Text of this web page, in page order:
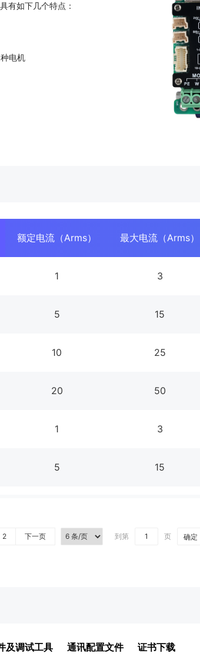
有如下几个特点：
电机
额定电流（Arms） 最大电流（Arms）
1 3
5 15
10 25
20 50
1 3
5 15
2 下一页 到第 页 确定
及调试工具 通讯配置文件 证书下载